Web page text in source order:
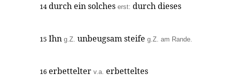
14 durch ein solches erst: durch dieses
15 Ihn g.Z. unbeugsam steife g.Z. am Rande.
16 erbettelter v.a. erbetteltes